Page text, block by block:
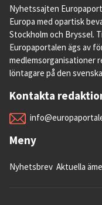
Nyhetssajten
Europa med opartisk
Stockholm och Bryssel.
Europaportalen ägs av
medlemsorganisationer
löntagare på den
Kontakta
Meny
Nyhetsbrev Aktuella